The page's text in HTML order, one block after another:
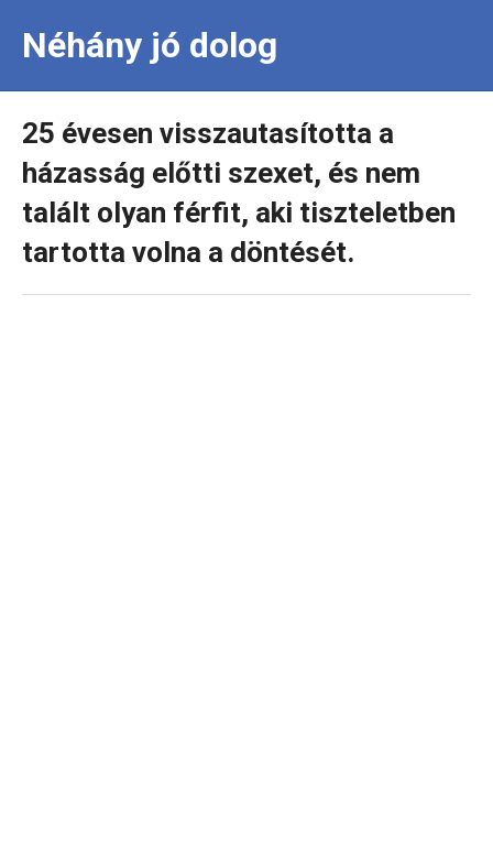
Néhány jó dolog
25 évesen visszautasította a
házasság előtti szexet, és nem
talált olyan férfit, aki tiszteletben
tartotta volna a döntését.